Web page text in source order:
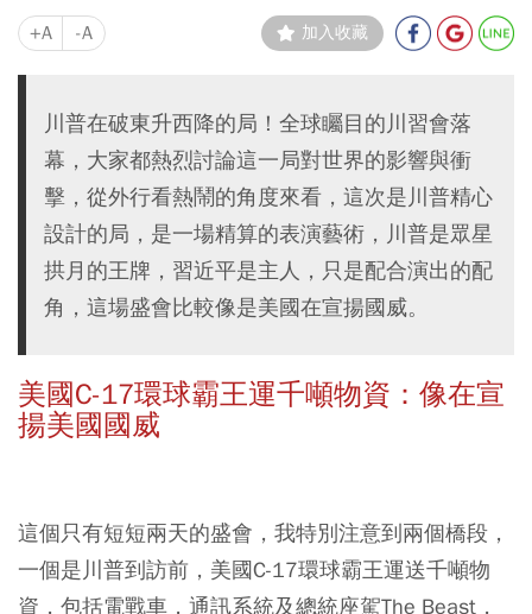
+A -A 加入收藏
川普在破東升西降的局！全球矚目的川習會落
幕，大家都熱烈討論這一局對世界的影響與衝
擊，從外行看熱鬧的角度來看，這次是川普精心
設計的局，是一場精算的表演藝術，川普是眾星
拱月的王牌，習近平是主人，只是配合演出的配
角，這場盛會比較像是美國在宣揚國威。
美國C-17環球霸王運千噸物資：像在宣
揚美國國威
這個只有短短兩天的盛會，我特別注意到兩個橋段，
一個是川普到訪前，美國C-17環球霸王運送千噸物
資，包括電戰車，通訊系統及總統座駕The Beast，